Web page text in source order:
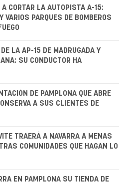
A CORTAR LA AUTOPISTA A-15:
VARIOS PARQUES DE BOMBEROS
LA AP-15 DE MADRUGADA Y
SU CONDUCTOR HA
DE PAMPLONA QUE ABRE
A SUS CLIENTES DE
TRAERÁ A NAVARRA A MENAS
COMUNIDADES QUE HAGAN LO
EN PAMPLONA SU TIENDA DE